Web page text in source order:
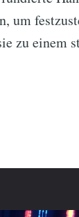
um
zu einem